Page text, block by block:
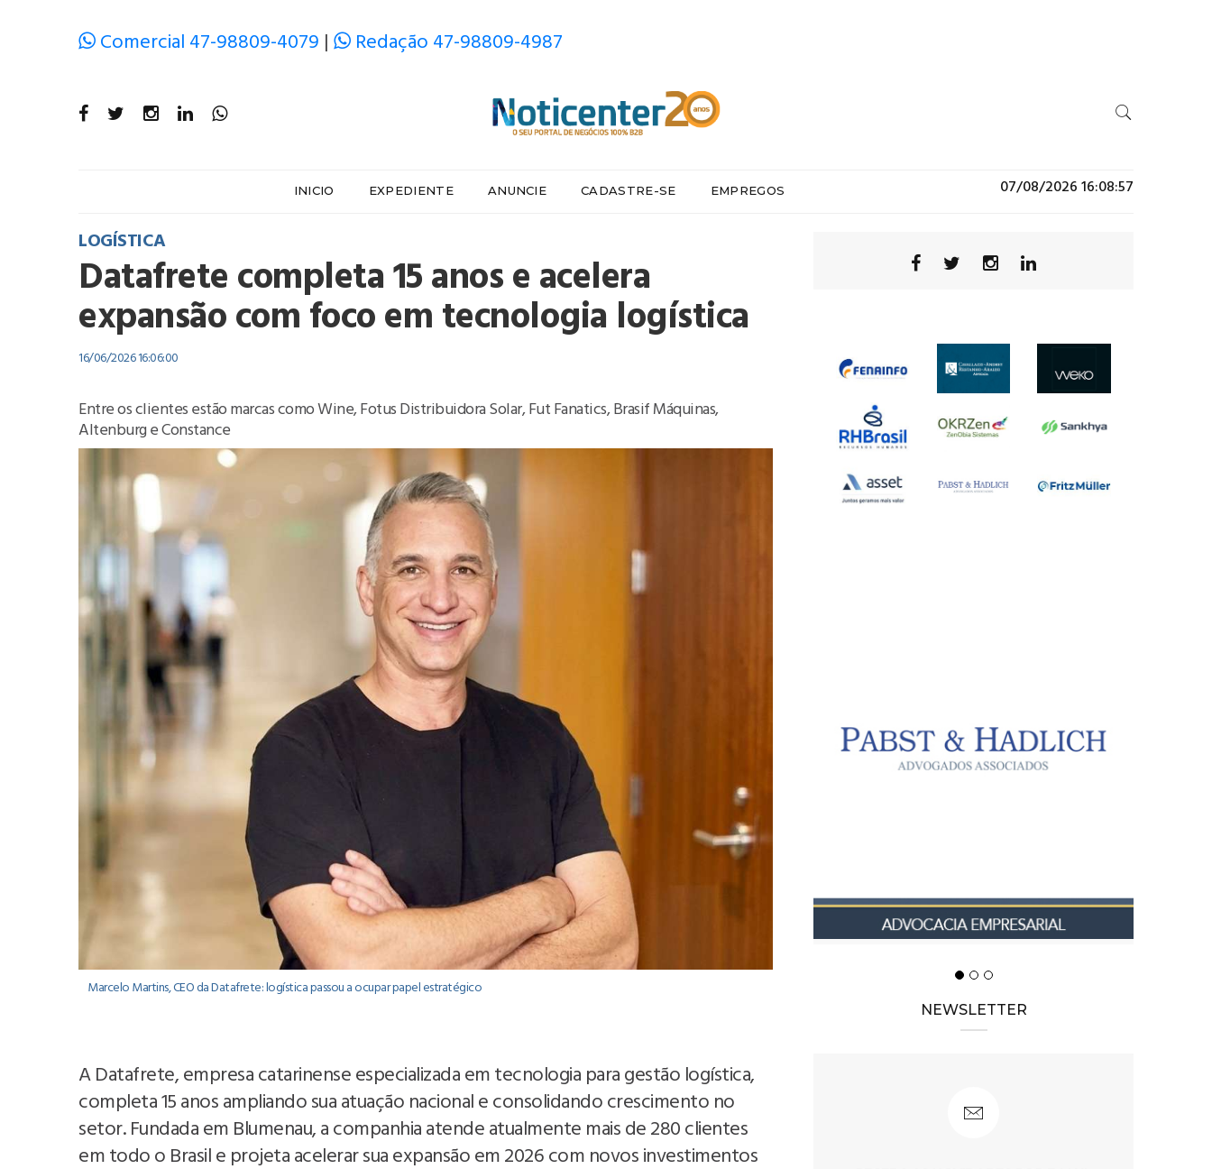
Comercial 47-98809-4079 | Redação 47-98809-4987
INICIO EXPEDIENTE ANUNCIE CADASTRE-SE EMPREGOS 07/08/2026 16:08:57
LOGÍSTICA
Datafrete completa 15 anos e acelera
expansão com foco em tecnologia logística
16/06/2026 16:06:00
Entre os clientes estão marcas como Wine, Fotus Distribuidora Solar, Fut Fanatics, Brasif Máquinas,
Altenburg e Constance
Marcelo Martins, CEO da Datafrete: logística passou a ocupar papel estratégico
A Datafrete, empresa catarinense especializada em tecnologia para gestão logística,
completa 15 anos ampliando sua atuação nacional e consolidando crescimento no
setor. Fundada em Blumenau, a companhia atende atualmente mais de 280 clientes
em todo o Brasil e projeta acelerar sua expansão em 2026 com novos investimentos
NEWSLETTER